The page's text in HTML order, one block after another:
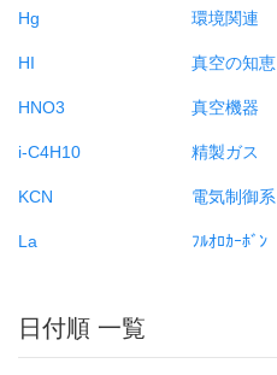
Hg
HI
HNO3
i-C4H10
KCN
La
環境関連
真空の知恵
真空機器
精製ガス
電気制御系
ﾌﾙｵﾛｶｰﾎﾞﾝ
日付順 一覧